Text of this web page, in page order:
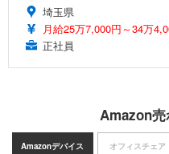
埼玉県
月給25万7,000円～34万
正社員
Amazon
Amazonデバイス オフィスチェア